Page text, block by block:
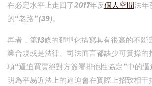
在必定水平上走回了2017年反個人空間法年
的“老路”(39)。
再者，第13條的類型化描寫具有很高的不斷
業合規或是法律、司法而言都缺少可實操的
項“逼迫買賣絕對方簽署排他性協定”中的
明為平易近法上的逼迫會在實際上招致相干